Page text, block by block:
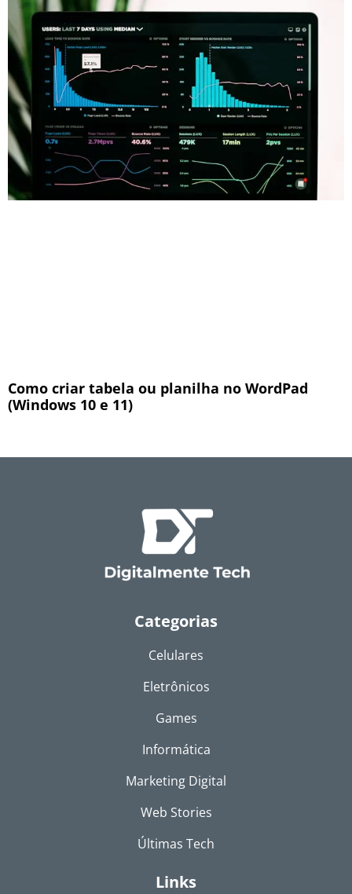
Como criar tabela ou planilha no WordPad
(Windows 10 e 11)
Categorias
Celulares
Eletrônicos
Games
Informática
Marketing Digital
Web Stories
Últimas Tech
Links